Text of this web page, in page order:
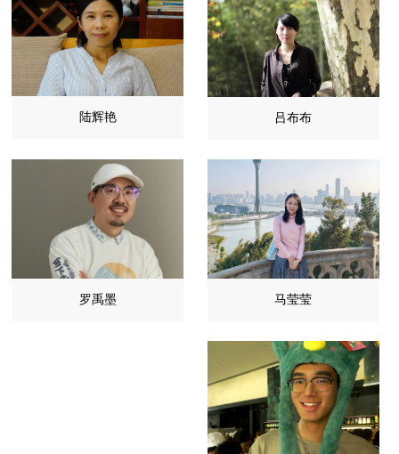
陆辉艳 吕布布
罗禹墨 马莹莹